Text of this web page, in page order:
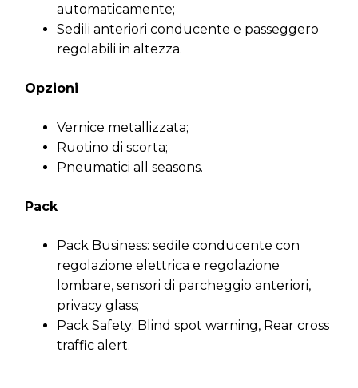
automaticamente;
Sedili anteriori conducente e passeggero
regolabili in altezza.
Opzioni
Vernice metallizzata;
Ruotino di scorta;
Pneumatici all seasons.
Pack
Pack Business: sedile conducente con
regolazione elettrica e regolazione
lombare, sensori di parcheggio anteriori,
privacy glass;
Pack Safety: Blind spot warning, Rear cross
traffic alert.